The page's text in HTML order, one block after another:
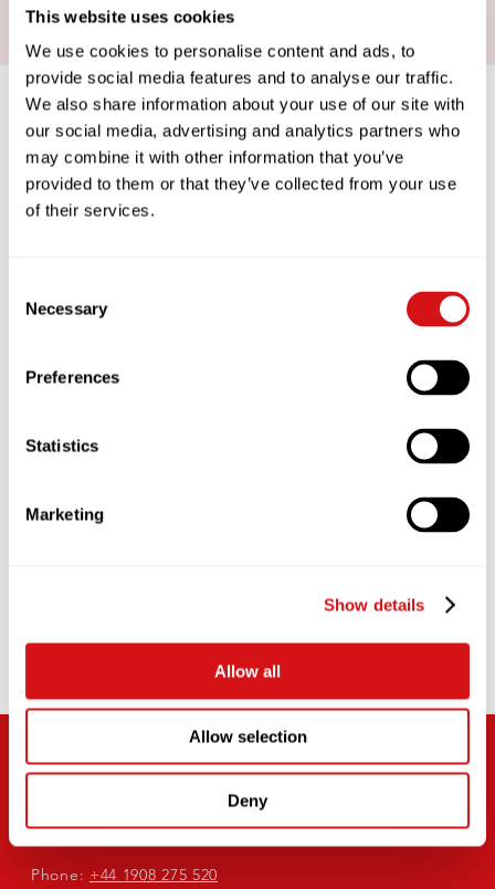
This website uses cookies
We use cookies to personalise content and ads, to
provide social media features and to analyse our traffic.
We also share information about your use of our site with
our social media, advertising and analytics partners who
may combine it with other information that you’ve
provided to them or that they’ve collected from your use
of their services.
Selection
Necessary
Preferences
Statistics
Marketing
Show details
Allow all
Allow selection
Deny
COFFEEWORKS
your coffee as we do. That’s why we’ve
IT’S TIME WE TALKED
Call our UK Head Office in Milton Keynes or fill in your
Phone: +44 1908 275 520